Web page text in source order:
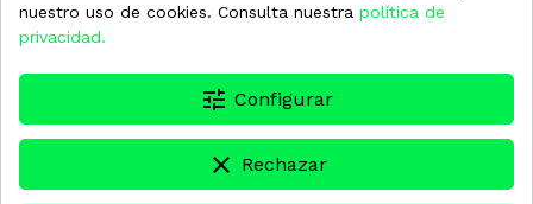
nuestro uso de cookies. Consulta nuestra política de
privacidad.
tune Configurar
clear Rechazar